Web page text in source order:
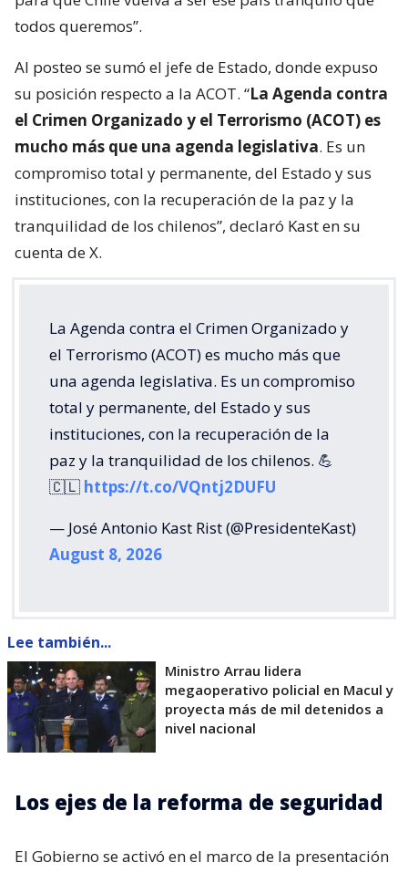
todos queremos”.
Al posteo se sumó el jefe de Estado, donde expuso
su posición respecto a la ACOT. “La Agenda contra
el Crimen Organizado y el Terrorismo (ACOT) es
mucho más que una agenda legislativa. Es un
compromiso total y permanente, del Estado y sus
instituciones, con la recuperación de la paz y la
tranquilidad de los chilenos”, declaró Kast en su
cuenta de X.
La Agenda contra el Crimen Organizado y
el Terrorismo (ACOT) es mucho más que
una agenda legislativa. Es un compromiso
total y permanente, del Estado y sus
instituciones, con la recuperación de la
paz y la tranquilidad de los chilenos. 💪
🇨🇱 https://t.co/VQntj2DUFU
— José Antonio Kast Rist (@PresidenteKast)
August 8, 2026
Lee también...
Ministro Arrau lidera
megaoperativo policial en Macul y
proyecta más de mil detenidos a
nivel nacional
Los ejes de la reforma de seguridad
El Gobierno se activó en el marco de la presentación